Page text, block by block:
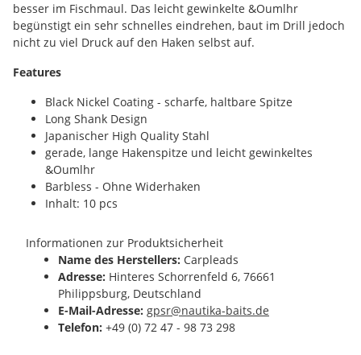
besser im Fischmaul. Das leicht gewinkelte &Oumlhr
begünstigt ein sehr schnelles eindrehen, baut im Drill jedoch
nicht zu viel Druck auf den Haken selbst auf.
Features
Black Nickel Coating - scharfe, haltbare Spitze
Long Shank Design
Japanischer High Quality Stahl
gerade, lange Hakenspitze und leicht gewinkeltes
&Oumlhr
Barbless - Ohne Widerhaken
Inhalt: 10 pcs
Informationen zur Produktsicherheit
Name des Herstellers: Carpleads
Adresse: Hinteres Schorrenfeld 6, 76661
Philippsburg, Deutschland
E-Mail-Adresse: gpsr@nautika-baits.de
Telefon: +49 (0) 72 47 - 98 73 298